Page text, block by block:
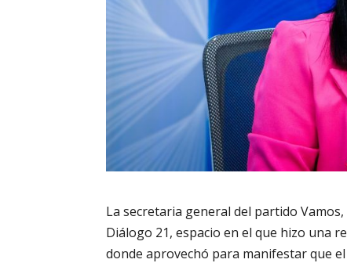
La secretaria general del partido
Diálogo 21, espacio en el que hizo una
donde aprovechó para manifestar que